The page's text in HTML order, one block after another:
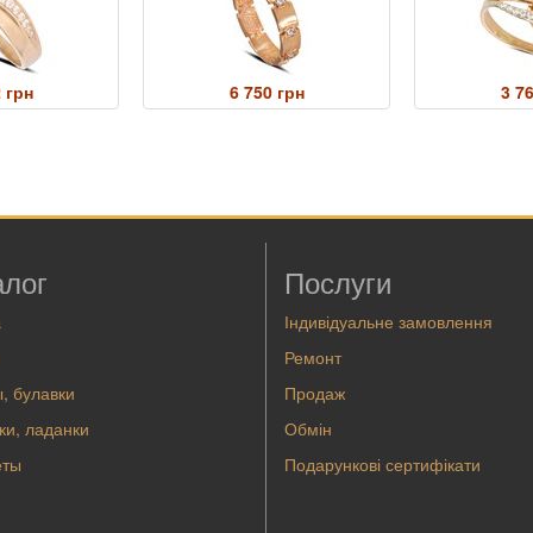
грн 6 750 грн 3
булавки
ладанки
Послуги
Індивідуальне замовлення
Ремонт
Продаж
Обмін
Подарункові сертифікати